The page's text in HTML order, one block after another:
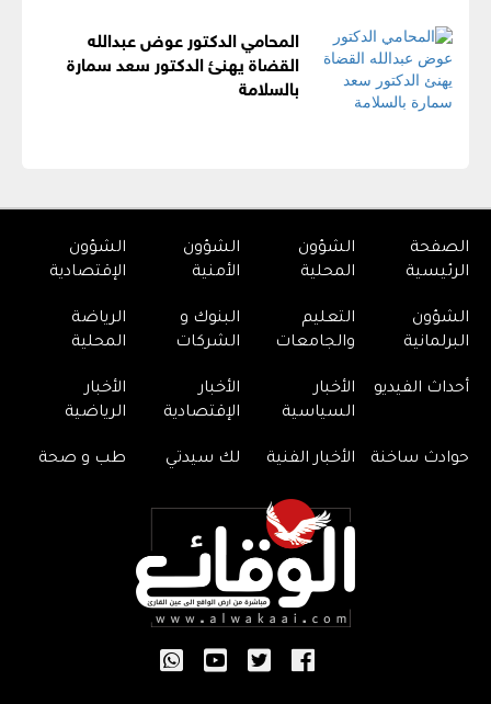
المحامي الدكتور عوض عبدالله
القضاة يهنئ الدكتور سعد سمارة
بالسلامة
الصفحة
الرئيسية
الشؤون
المحلية
الشؤون
الأمنية
الشؤون
الإقتصادية
الشؤون
البرلمانية
التعليم
والجامعات
البنوك و
الشركات
الرياضة
المحلية
أحداث الفيديو
الأخبار
السياسية
الأخبار
الإقتصادية
الأخبار
الرياضية
حوادث ساخنة الأخبار الفنية لك سيدتي طب و صحة